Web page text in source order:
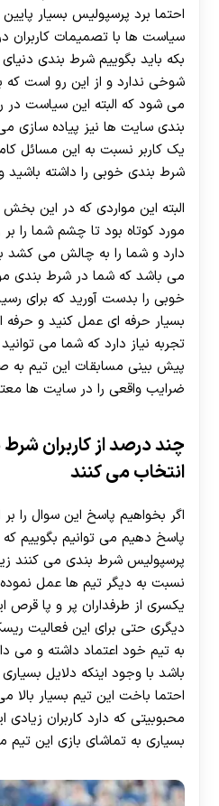
احتما برد پرسپولیس بسیار
سیاست ها با تصمیمات کاربران
بکه باید بگوییم شرط بندی
شوخی ندارد و از این رو است که
می شود که البته این سیاست
بندی سایت ها نیز پیاده سازی
یک کاربر نسبت به این مسائل
شرط بندی خوبی را داشته باشید
البته این مواردی که در این
مورد کوتاه بود تا چشم شما را
دارد و شما را به چالش می کشد
می باشد که شما در شرط بندی
خوبی را بدست آورید که برای
بسیار حرفه ای عمل کنید و
تجربه نیاز دارد که شما می
پیش بینی مسابقات این تیم به
ضرایب واقعی را در سایت ها
چند درصد از کاربران
انتخاب می کنند
اگر بخواهیم پاسخ این سوال را
پرسپولیس شرط بندی می کنند
نسبت به دیگر تیم ها عمل
یکسری از طرفداران پر و پا قرص
دیگری حتی برای این فعالیت
به تیم خود اعتماد داشته و می
باشد با وجود اینکه دلایل
احتما باخت این تیم بسیار
محبوبیتی که دارد کاربران زیادی
بسیاری به تماشای بازی این تیم